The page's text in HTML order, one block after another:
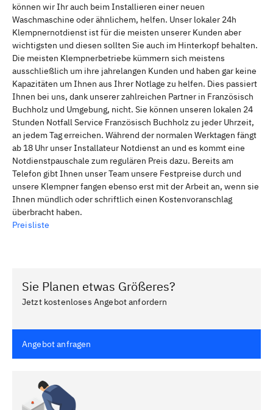
können wir Ihr auch beim Installieren einer neuen
Waschmaschine oder ähnlichem, helfen. Unser lokaler 24h
Klempnernotdienst ist für die meisten unserer Kunden aber
wichtigsten und diesen sollten Sie auch im Hinterkopf behalten.
Die meisten Klempnerbetriebe kümmern sich meistens
ausschließlich um ihre jahrelangen Kunden und haben gar keine
Kapazitäten um Ihnen aus Ihrer Notlage zu helfen. Dies passiert
Ihnen bei uns, dank unserer zahlreichen Partner in Französisch
Buchholz und Umgebung, nicht. Sie können unseren lokalen 24
Stunden Notfall Service Französisch Buchholz zu jeder Uhrzeit,
an jedem Tag erreichen. Während der normalen Werktagen fängt
ab 18 Uhr unser Installateur Notdienst an und es kommt eine
Notdienstpauschale zum regulären Preis dazu. Bereits am
Telefon gibt Ihnen unser Team unsere Festpreise durch und
unsere Klempner fangen ebenso erst mit der Arbeit an, wenn sie
Ihnen mündlich oder schriftlich einen Kostenvoranschlag
überbracht haben.
Preisliste
Sie Planen etwas Größeres?
Jetzt kostenloses Angebot anfordern
Angebot anfragen